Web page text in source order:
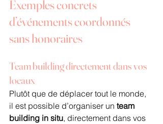
Exemples concrets
d’événements coordonnés
sans honoraires
Team building directement dans vos
locaux
Plutôt que de déplacer tout le monde,
il est possible d’organiser un team
building in situ, directement dans vos